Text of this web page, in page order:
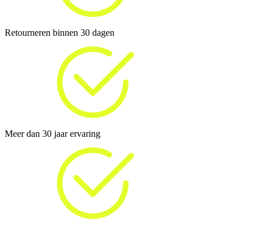
Retourneren binnen 30 dagen
Meer dan 30 jaar ervaring